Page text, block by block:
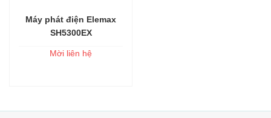
Máy phát điện Elemax
SH5300EX
Mời liên hệ